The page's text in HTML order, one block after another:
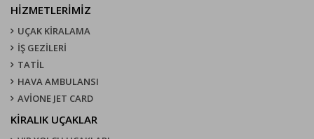
HİZMETLERİMİZ
UÇAK KIRALAMA
İŞ GEZİLERİ
TATİL
HAVA AMBULANSI
AVİONE JET CARD
KIRALIK UÇAKLAR